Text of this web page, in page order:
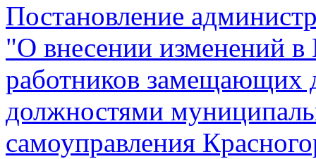
Постановление
"О внесении изменений
работников замещающих
должностями
самоуправления